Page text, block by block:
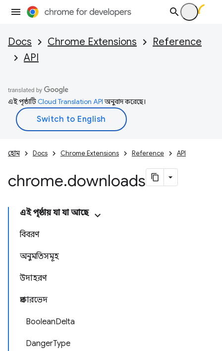
Docs Chrome Extensions
Reference
API
এই পৃষ্ঠাটিCloud Translation APIঅনুবাদ করেছে।
হোম Docs Chrome Extensions Reference API
chrome.downloads
এই পৃষ্ঠায় যা যা আছে
বিবরণ
অনুমতিসমূহ
উদাহরণ
প্রকারভেদ
BooleanDelta
DangerType